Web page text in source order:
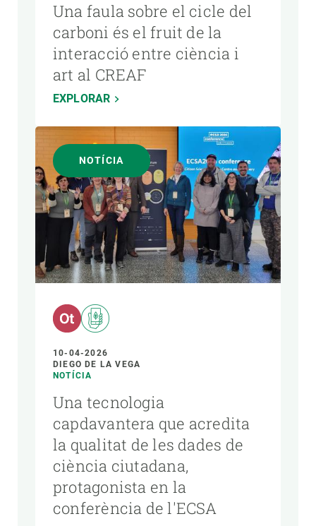
Una faula sobre el cicle del
carboni és el fruit de la
interacció entre ciència i
art al CREAF
EXPLORAR
NOTÍCIA
10-04-2026
DIEGO DE LA VEGA
NOTÍCIA
Una tecnologia
capdavantera que acredita
la qualitat de les dades de
ciència ciutadana,
protagonista en la
conferència de l'ECSA